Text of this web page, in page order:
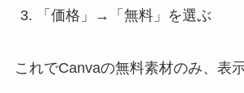
「価格」→「無料」を選ぶ
これでCanvaの無料素材のみ、表